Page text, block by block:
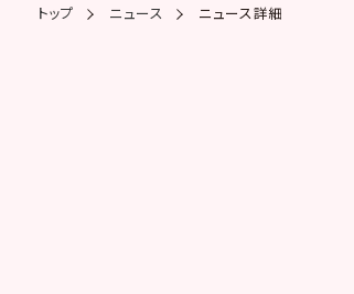
トップ ニュース ニュース詳細